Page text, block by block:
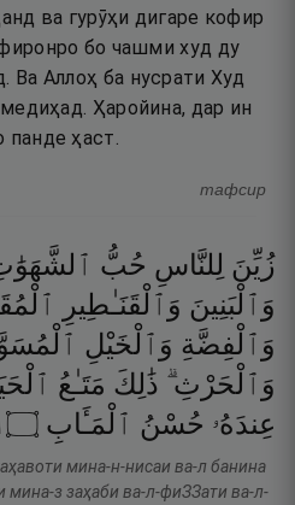
ва гурӯҳи дигаре кофир
бо чашми худ ду
Аллоҳ ба нусрати Худ
Ҳаройина, дар ин
панде ҳаст.
тафсир
زُيِّنَ لِلنَّاسِ حُبُّ
وَٱلْبَنِينَ وَٱلْقَنَـٰطِيرِ
وَٱلْفِضَّةِ وَٱلْخَيْلِ
وَٱلْحَرْثِ ۗ ذَٰلِكَ مَتَـٰعُ
عِندَهُۥ حُسْنُ ٱلْمَـَٔابِ ۝
мина-н-нисаи ва-л банина
мина-з заҳаби ва-л-фиЗЗати ва-л-